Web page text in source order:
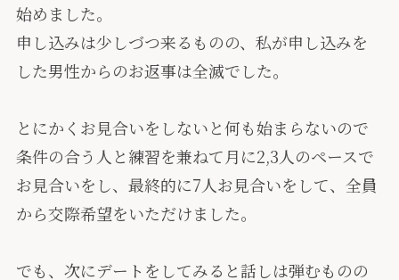
始めました。
申し込みは少しづつ来るものの、私が申し込みを
した男性からのお返事は全滅でした。
とにかくお見合いをしないと何も始まらないので
条件の合う人と練習を兼ねて月に2,3人のペースで
お見合いをし、最終的に7人お見合いをして、全員
から交際希望をいただけました。
でも、次にデートをしてみると話しは弾むものの